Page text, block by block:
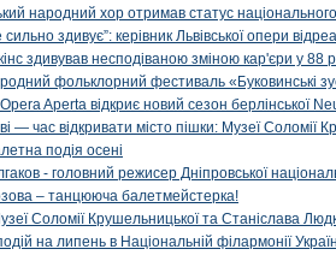
народний хор отримав статус національного
сильно здивує”: керівник Львівської опери
здивував несподіваною зміною кар'єри у 88
фольклорний фестиваль «Буковинські
Opera Aperta відкриє новий сезон берлінської
— час відкривати місто пішки: Музеї Соломії
подія осені
- головний режисер Дніпровської
– танцююча балетмейстерка!
Соломії Крушельницької та Станіслава
на липень в Національній філармонії